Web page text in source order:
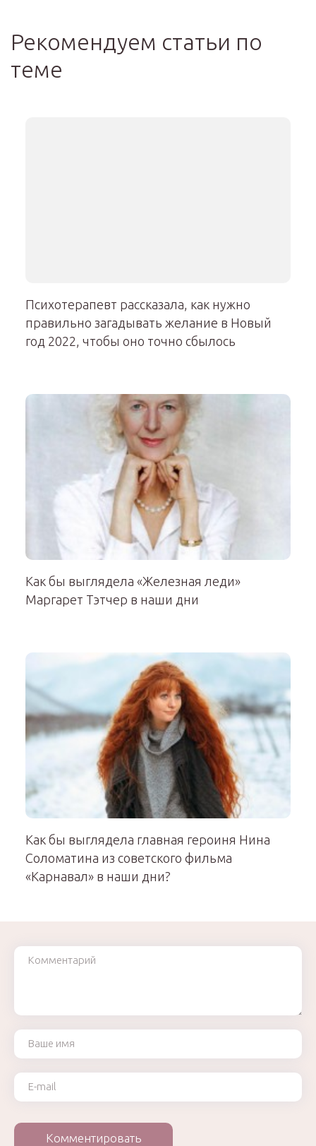
Рекомендуем статьи по
теме
Психотерапевт рассказала, как нужно
правильно загадывать желание в Новый
год 2022, чтобы оно точно сбылось
Как бы выглядела «Железная леди»
Маргарет Тэтчер в наши дни
Как бы выглядела главная героиня Нина
Соломатина из советского фильма
«Карнавал» в наши дни?
Комментарий
Ваше имя
Ваш e-mail
Комментировать